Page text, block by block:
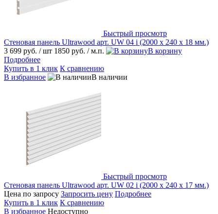
Быстрый просмотр
Стеновая панель Ultrawood арт. UW 04 i (2000 х 240 х 18 мм.)
3 699 руб. / шт 1850 руб. / м.п.
В корзину
Подробнее
Купить в 1 клик К сравнению
В избранное
В наличии
Быстрый просмотр
Стеновая панель Ultrawood арт. UW 02 i (2000 х 240 х 17 мм.)
Цена по запросу Запросить цену Подробнее
Купить в 1 клик К сравнению
В избранное Недоступно